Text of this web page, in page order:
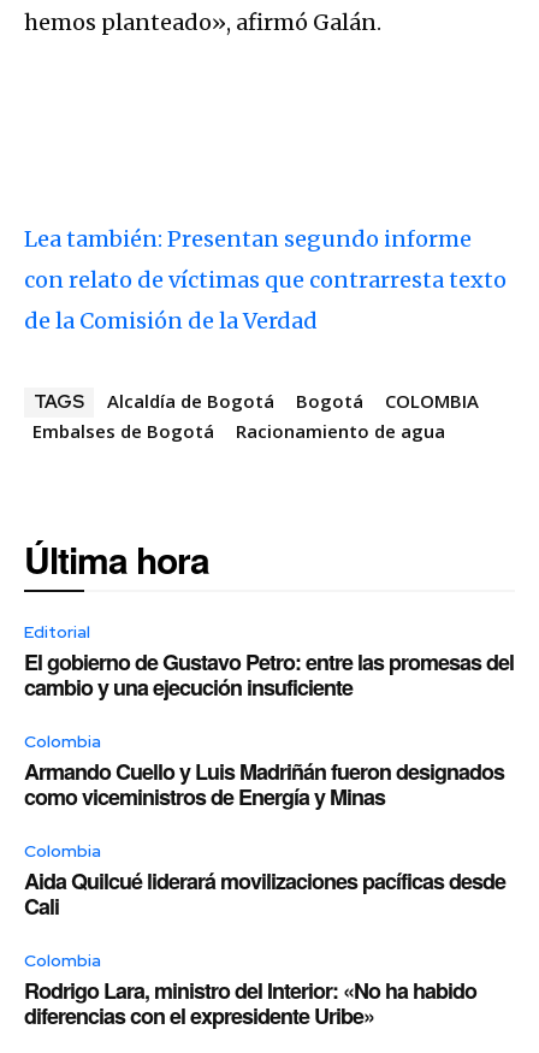
hemos planteado», afirmó Galán.
Lea también: Presentan segundo informe
con relato de víctimas que contrarresta texto
de la Comisión de la Verdad
TAGS Alcaldía de Bogotá Bogotá
COLOMBIA
Embalses de Bogotá
Racionamiento de agua
Última hora
Editorial
El gobierno de Gustavo Petro: entre las promesas del
cambio y una ejecución insuficiente
Colombia
Armando Cuello y Luis Madriñán fueron designados
como viceministros de Energía y Minas
Colombia
Aida Quilcué liderará movilizaciones pacíficas desde
Cali
Colombia
Rodrigo Lara, ministro del Interior: «No ha habido
diferencias con el expresidente Uribe»